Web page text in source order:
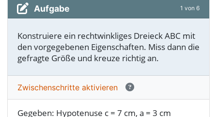
Aufgabe 1 von 6
Konstruiere ein rechtwinkliges Dreieck ABC mit
den vorgegebenen Eigenschaften. Miss dann die
gefragte Größe und kreuze richtig an.
Zwischen­schritte aktivieren
Gegeben: Hypotenuse c = 7 cm, a = 3 cm